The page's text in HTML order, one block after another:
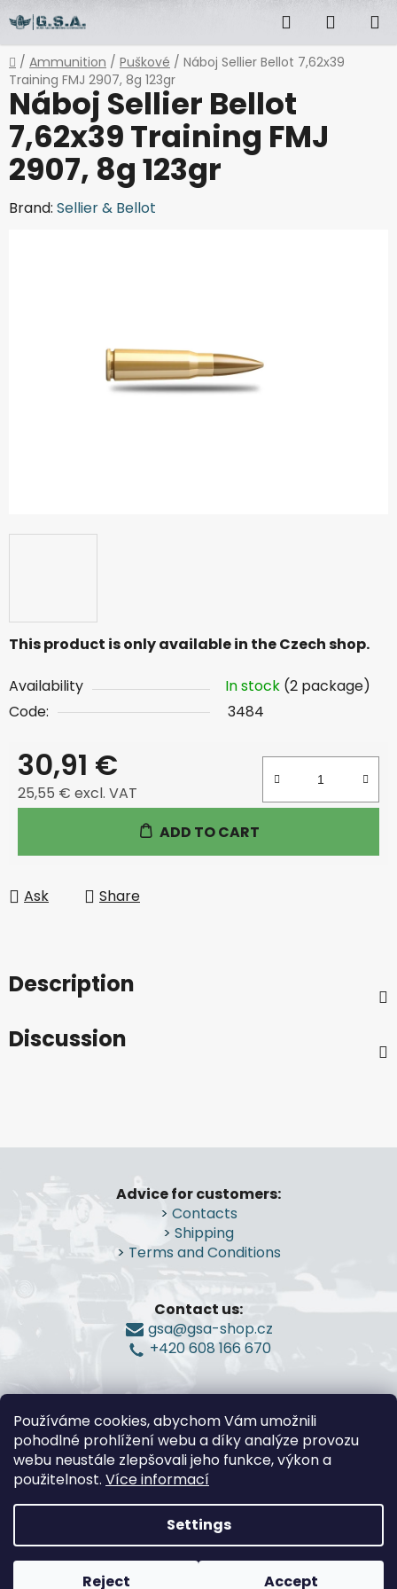
Používáme cookies, abychom Vám umožnili
pohodlné prohlížení webu a díky analýze provozu
webu neustále zlepšovali jeho funkce, výkon a
použitelnost. Více informací
Settings
Reject Accept
to
content
Search
CART
Home
/ Ammunition / Puškové / Náboj Sellier Bellot 7,62x39
Training FMJ 2907, 8g 123gr
This product is only available in the Czech shop.
Availability In stock (2 package)
Code:
3484
30,91 €
25,55 € excl. VAT
ADD TO CART
Ask Share
Náboj Sellier Bellot
7,62x39 Training FMJ
2907, 8g 123gr
Brand: Sellier & Bellot
Description
Discussion
Advice for customers:
> Contacts
> Shipping
> Terms and Conditions
Contact us:
gsa@gsa-shop.cz
+420 608 166 670
Created by Shoptet